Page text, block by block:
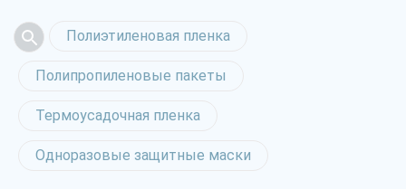
Полиэтиленовая пленка
Полипропиленовые пакеты
Термоусадочная пленка
Одноразовые защитные маски